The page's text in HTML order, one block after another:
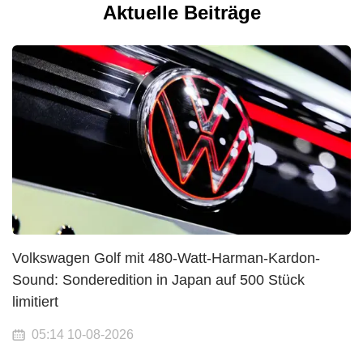
Aktuelle Beiträge
Volkswagen Golf mit 480-Watt-Harman-Kardon-
Sound: Sonderedition in Japan auf 500 Stück
limitiert
05:14 10-08-2026